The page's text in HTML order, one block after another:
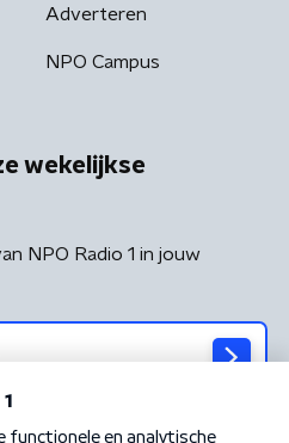
Adverteren
NPO Campus
wekelijkse
NPO Radio 1 in jouw